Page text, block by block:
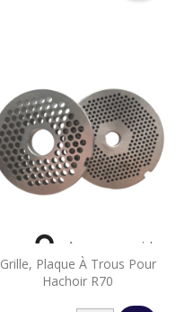
Grille, Plaque À Trous Pour
Hachoir R70
 Aperçu rapide